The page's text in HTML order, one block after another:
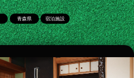
青森県 宿泊施設